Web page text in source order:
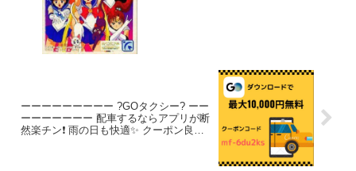
ーーーーーーーーー ?GOタクシー? ーー
ーーーーーーー 配車するならアプリが断
然楽チン❗️ 雨の日も快適✨ クーポン良か